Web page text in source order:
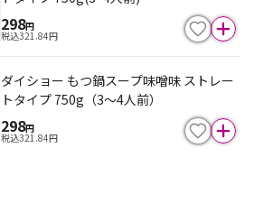
298円
税込321.84円
ダイショー もつ鍋スープ味噌味 ストレー
トタイプ 750g（3～4人前）
298円
税込321.84円